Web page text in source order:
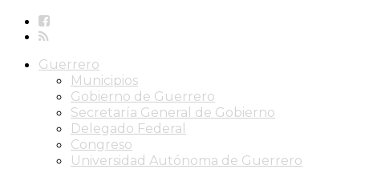
Guerrero
Municipios
Gobierno de Guerrero
Secretaría General de Gobierno
Delegado Federal
Congreso
Universidad Autónoma de Guerrero